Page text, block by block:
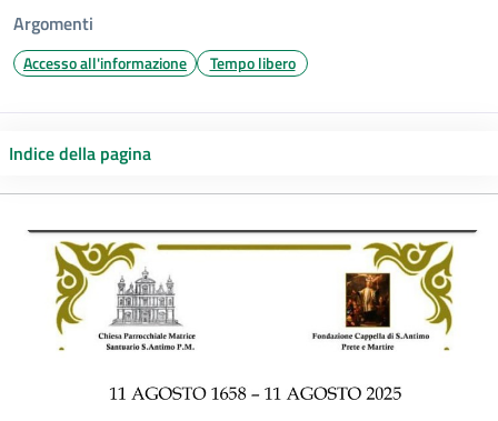
Argomenti
Accesso all'informazione Tempo libero
Indice della pagina